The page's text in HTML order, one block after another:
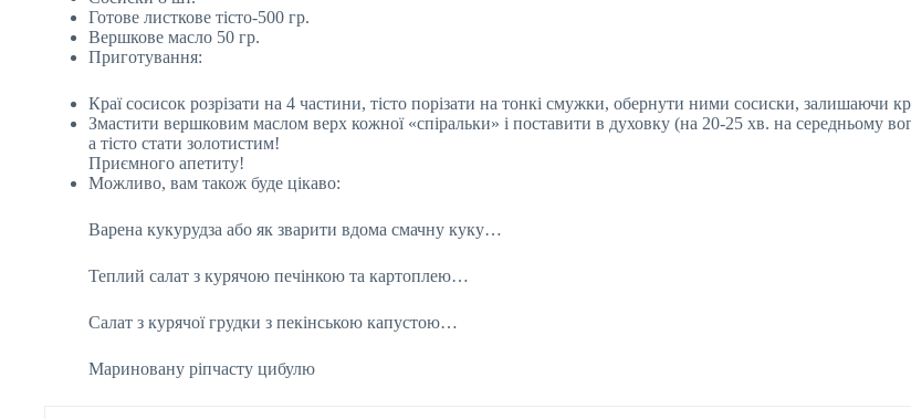
Готове листкове тісто-500 гр.
Вершкове масло 50 гр.
Приготування:
Краї сосисок розрізати на 4 частини, тісто порізати на тонкі смужки, обернути ними сосиски, залишаючи
Змастити вершковим маслом верх кожної «спіральки» і поставити в духовку (на 20-25 хв. на середньому
а тісто стати золотистим!
Приємного апетиту!
Можливо, вам також буде цікаво:
Варена кукурудза або як зварити вдома смачну куку…
Теплий салат з курячою печінкою та картоплею…
Салат з курячої грудки з пекінською капустою…
Мариновану ріпчасту цибулю